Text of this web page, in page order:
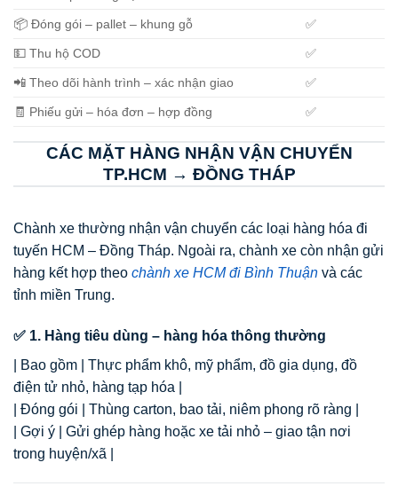
📦 Đóng gói – pallet – khung gỗ ✅
💵 Thu hộ COD ✅
📲 Theo dõi hành trình – xác nhận giao ✅
🧾 Phiếu gửi – hóa đơn – hợp đồng ✅
CÁC MẶT HÀNG NHẬN VẬN CHUYỂN
TP.HCM → ĐỒNG THÁP
Chành xe thường nhận vận chuyển các loại hàng hóa đi
tuyến HCM – Đồng Tháp. Ngoài ra, chành xe còn nhận gửi
hàng kết hợp theo chành xe HCM đi Bình Thuận và các
tỉnh miền Trung.
✅ 1. Hàng tiêu dùng – hàng hóa thông thường
| Bao gồm | Thực phẩm khô, mỹ phẩm, đồ gia dụng, đồ
điện tử nhỏ, hàng tạp hóa |
| Đóng gói | Thùng carton, bao tải, niêm phong rõ ràng |
| Gợi ý | Gửi ghép hàng hoặc xe tải nhỏ – giao tận nơi
trong huyện/xã |